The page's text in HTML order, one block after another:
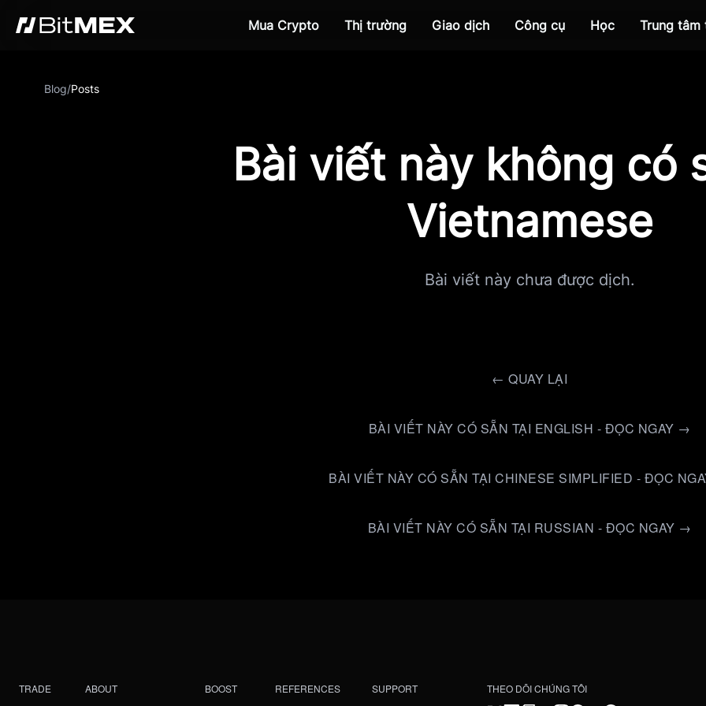
Mua Crypto Thị trường Giao dịch Công cụ Học Trung tâm
Blog/Posts
Bài viết này không có
Vietnamese
Bài viết này chưa được dịch.
← QUAY LẠI
BÀI VIẾT NÀY CÓ SẴN TẠI ENGLISH - ĐỌC NGAY →
BÀI VIẾT NÀY CÓ SẴN TẠI CHINESE SIMPLIFIED - ĐỌC
BÀI VIẾT NÀY CÓ SẴN TẠI RUSSIAN - ĐỌC NGAY →
TRADE ABOUT BOOST REFERENCES SUPPORT THEO DÕI CHÚNG TÔI